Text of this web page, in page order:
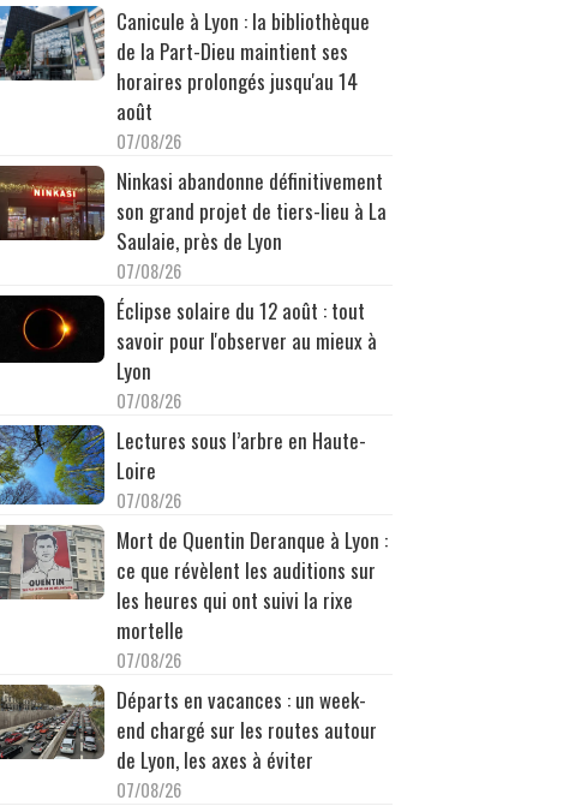
Canicule à Lyon : la bibliothèque
de la Part-Dieu maintient ses
horaires prolongés jusqu'au 14
août
07/08/26
Ninkasi abandonne définitivement
son grand projet de tiers-lieu à La
Saulaie, près de Lyon
07/08/26
Éclipse solaire du 12 août : tout
savoir pour l'observer au mieux à
Lyon
07/08/26
Lectures sous l’arbre en Haute-
Loire
07/08/26
Mort de Quentin Deranque à Lyon :
ce que révèlent les auditions sur
les heures qui ont suivi la rixe
mortelle
07/08/26
Départs en vacances : un week-
end chargé sur les routes autour
de Lyon, les axes à éviter
07/08/26